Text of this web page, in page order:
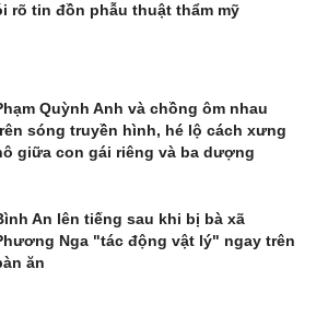
rõ tin đồn phẫu thuật thẩm mỹ
Quỳnh Anh và chồng ôm nhau
sóng truyền hình, hé lộ cách xưng
giữa con gái riêng và ba dượng
An lên tiếng sau khi bị bà xã
Nga "tác động vật lý" ngay trên
ăn